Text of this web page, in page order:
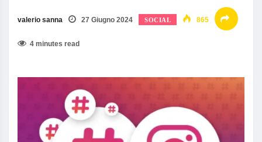
valerio sanna 27 Giugno 2024 SOCIAL 865
4 minutes read